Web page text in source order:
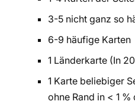
3-5 nicht ganz so
6-9 häufige Karten
1 Länderkarte (In
1 Karte beliebiger
ohne Rand in < 1